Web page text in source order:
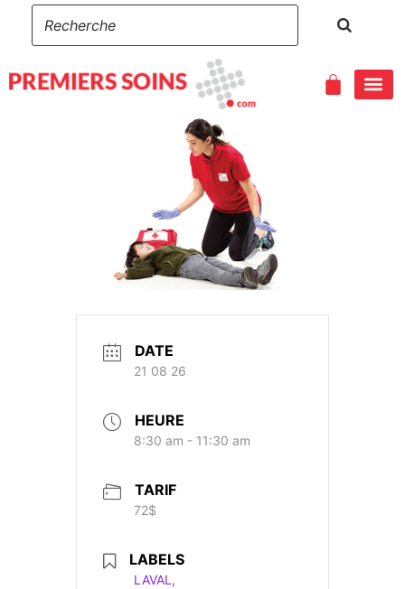
DATE
21 08 26
HEURE
8:30 am - 11:30 am
TARIF
72$
LABELS
LAVAL,